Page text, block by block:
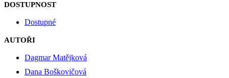
DOSTUPNOST
Dostupné
AUTOŘI
Dagmar Matějková
Dana Boškovičová